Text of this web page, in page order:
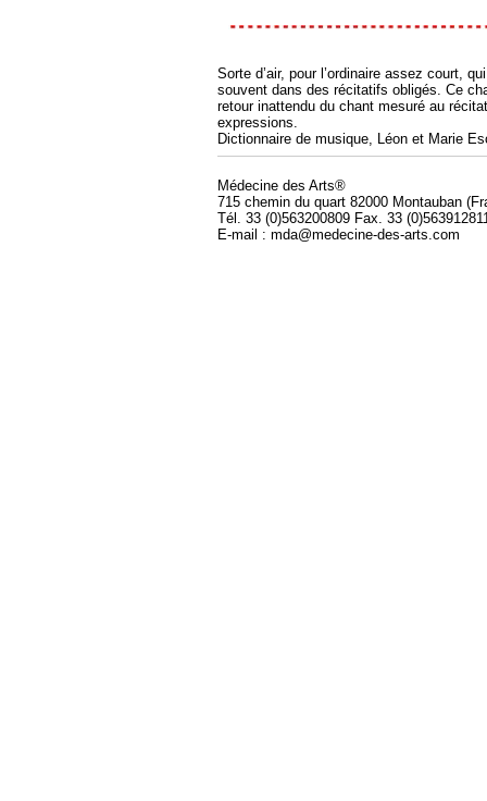
Sorte d’air, pour l’ordinaire assez court,
souvent dans des récitatifs obligés. Ce
retour inattendu du chant mesuré au
expressions.
Dictionnaire de musique, Léon et Marie
Médecine des Arts®
715 chemin du quart 82000 Montauban
Tél. 33 (0)563200809 Fax. 33
E-mail : mda@medecine-des-arts.com